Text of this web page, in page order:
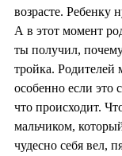
возрасте. Ребенку
А в этот момент
ты получил,
тройка. Родителей
особенно если это
что происходит.
мальчиком,
чудесно себя вел,